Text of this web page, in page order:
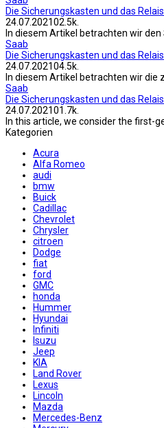
Die Sicherungskasten und das
24.07.202102.5k.
In diesem Artikel betrachten wir
Saab
Die Sicherungskasten und das
24.07.202104.5k.
In diesem Artikel betrachten wir die
Saab
Die Sicherungskasten und das
24.07.202101.7k.
In this article, we consider the first-
Kategorien
Acura
Alfa Romeo
audi
bmw
Buick
Cadillac
Chevrolet
Chrysler
citroen
Dodge
fiat
ford
GMC
honda
Hummer
Hyundai
Infiniti
Isuzu
Jeep
KIA
Land Rover
Lexus
Lincoln
Mazda
Mercedes-Benz